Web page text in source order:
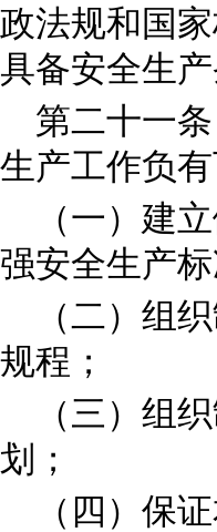
政法规和国
具备安全生
第二十一
生产工作负有
（一）建
强安全生产标
（二）组
规程；
（三）组
划；
（四）保